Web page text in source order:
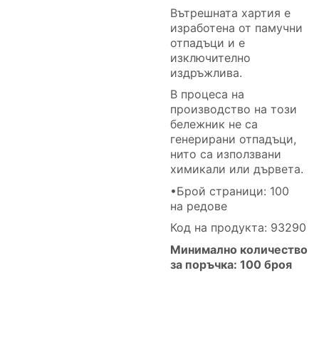
Вътрешната хартия е
изработена от памучни
отпадъци и е
изключително
издръжлива.
В процеса на
производство на този
бележник не са
генерирани отпадъци,
нито са използвани
химикали или дървета.
•Брой страници: 100
на редове
Код на продукта: 93290
Минимално количество
за поръчка: 100 броя